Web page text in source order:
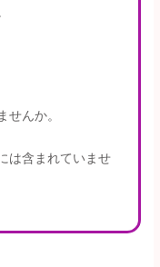
せんか。
は含まれていませ